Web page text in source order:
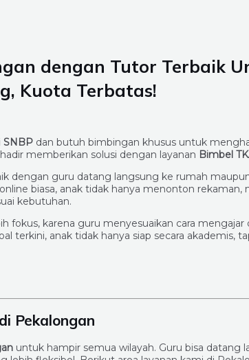
dengan Tutor Terbaik
Kuota Terbatas!
SNBP dan butuh bimbingan khusus untuk
hadir memberikan solusi dengan layanan Bimbel
dengan guru datang langsung ke rumah
biasa, anak tidak hanya menonton rekaman,
kebutuhan.
fokus, karena guru menyesuaikan cara mengajar
terkini, anak tidak hanya siap secara akademis,
Pekalongan
untuk hampir semua wilayah. Guru bisa datang